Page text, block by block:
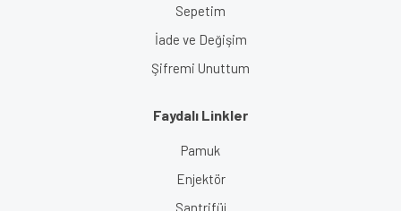
Sepetim
İade ve Değişim
Şifremi Unuttum
Faydalı Linkler
Pamuk
Enjektör
Santrifüj